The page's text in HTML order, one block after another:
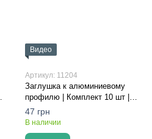
Видео
Артикул: 11204
Заглушка к алюминиевому
профилю | Комплект 10 шт |
Dvorik Led
47 грн
В наличии